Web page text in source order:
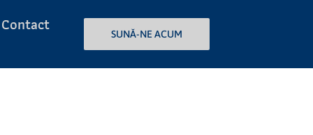
Contact SUNĂ-NE ACUM
SUNĂ-NE ACUM